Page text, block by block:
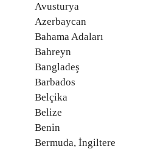
Avusturya
Azerbaycan
Bahama Adaları
Bahreyn
Bangladeş
Barbados
Belçika
Belize
Benin
Bermuda, İngiltere